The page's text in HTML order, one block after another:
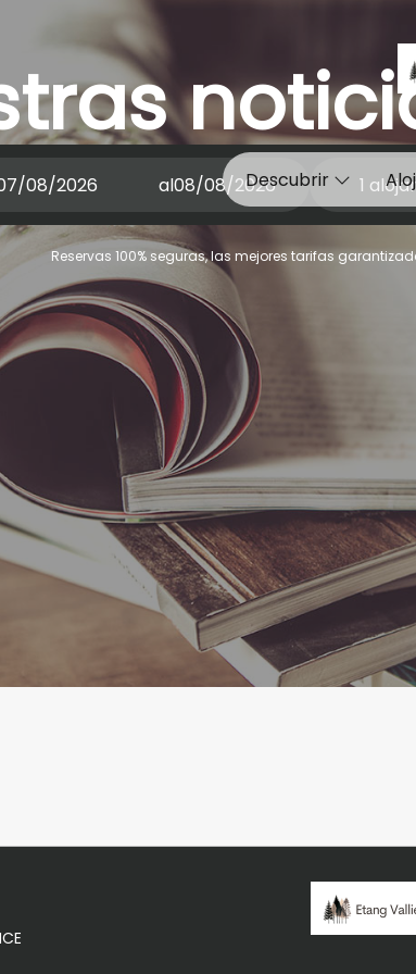
Descubrir
al 1
Reservas 100% seguras, las mejores tarifas